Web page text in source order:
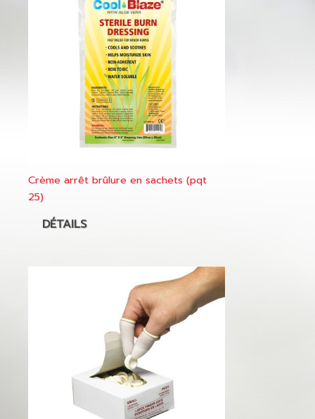
Crème arrêt brûlure en sachets (pqt
25)
DÉTAILS